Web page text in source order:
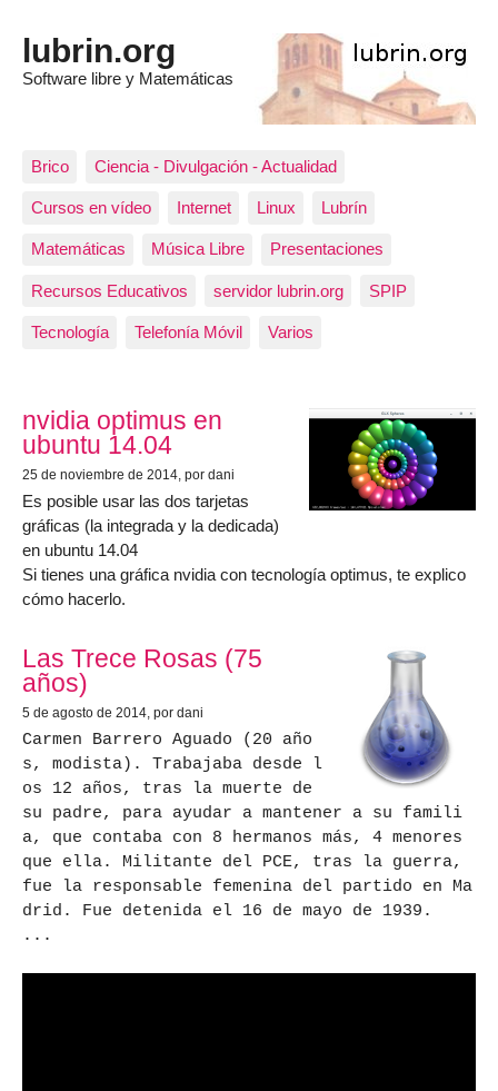
lubrin.org
Software libre y Matemáticas
Brico Ciencia - Divulgación - Actualidad
Cursos en vídeo Internet Linux Lubrín
Matemáticas Música Libre Presentaciones
Recursos Educativos servidor lubrin.org SPIP
Tecnología Telefonía Móvil Varios
Los artículos más recientes
nvidia optimus en
ubuntu 14.04
25 de noviembre de 2014, por dani
Es posible usar las dos tarjetas
gráficas (la integrada y la dedicada)
en ubuntu 14.04
Si tienes una gráfica nvidia con tecnología optimus, te explico
cómo hacerlo.
Las Trece Rosas (75
años)
5 de agosto de 2014, por dani
Carmen Barrero Aguado (20 año
s, modista). Trabajaba desde l
os 12 años, tras la muerte de
su padre, para ayudar a mantener a su famili
a, que contaba con 8 hermanos más, 4 menores
que ella. Militante del PCE, tras la guerra,
fue la responsable femenina del partido en Ma
drid. Fue detenida el 16 de mayo de 1939.